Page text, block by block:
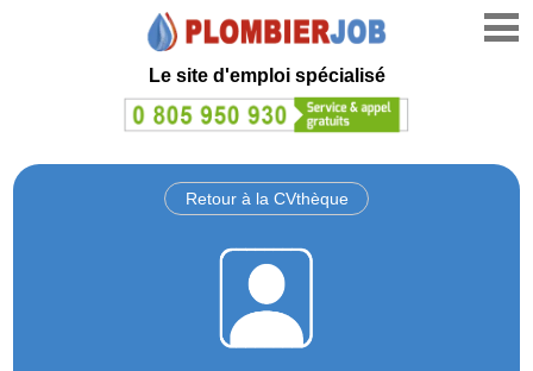
Le site d'emploi spécialisé
Retour à la CVthèque